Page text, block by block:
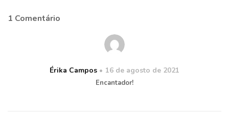
1 Comentário
Érika Campos 16 de agosto de 2021
Encantador!